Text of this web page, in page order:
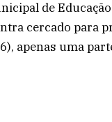
de
cercado para
apenas uma